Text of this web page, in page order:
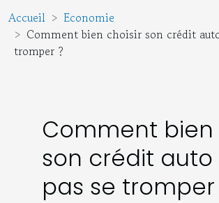
Accueil
Economie
Comment bien choisir son crédit
tromper ?
Comment bien
son crédit auto
pas se tromper